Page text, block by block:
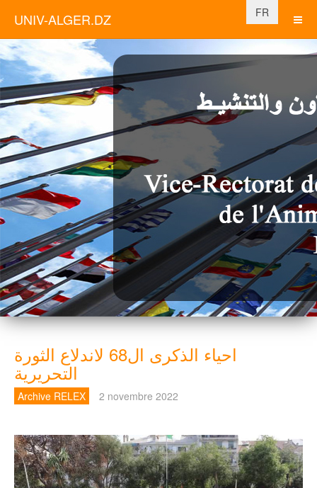
UNIV-ALGER.DZ
Sélectionnez
FR
احياء الذكرى ال68 لاندلاع الثورة
التحريرية
Archive RELEX 2 novembre 2022